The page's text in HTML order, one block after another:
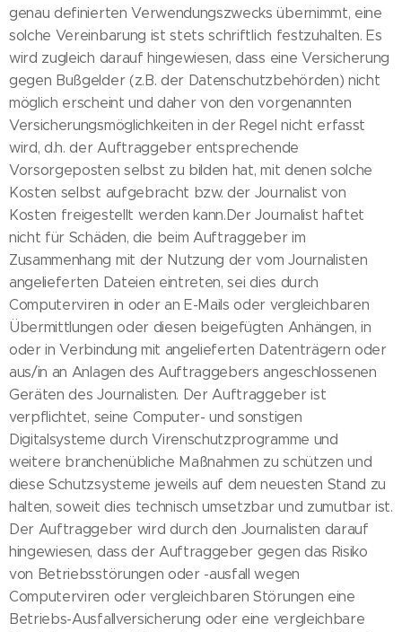
genau definierten Verwendungszwecks übernimmt, eine
solche Vereinbarung ist stets schriftlich festzuhalten. Es
wird zugleich darauf hingewiesen, dass eine Versicherung
gegen Bußgelder (z.B. der Datenschutzbehörden) nicht
möglich erscheint und daher von den vorgenannten
Versicherungsmöglichkeiten in der Regel nicht erfasst
wird, d.h. der Auftraggeber entsprechende
Vorsorgeposten selbst zu bilden hat, mit denen solche
Kosten selbst aufgebracht bzw. der Journalist von
Kosten freigestellt werden kann.Der Journalist haftet
nicht für Schäden, die beim Auftraggeber im
Zusammenhang mit der Nutzung der vom Journalisten
angelieferten Dateien eintreten, sei dies durch
Computerviren in oder an E-Mails oder vergleichbaren
Übermittlungen oder diesen beigefügten Anhängen, in
oder in Verbindung mit angelieferten Datenträgern oder
aus/in an Anlagen des Auftraggebers angeschlossenen
Geräten des Journalisten. Der Auftraggeber ist
verpflichtet, seine Computer- und sonstigen
Digitalsysteme durch Virenschutzprogramme und
weitere branchenübliche Maßnahmen zu schützen und
diese Schutzsysteme jeweils auf dem neuesten Stand zu
halten, soweit dies technisch umsetzbar und zumutbar ist.
Der Auftraggeber wird durch den Journalisten darauf
hingewiesen, dass der Auftraggeber gegen das Risiko
von Betriebsstörungen oder -ausfall wegen
Computerviren oder vergleichbaren Störungen eine
Betriebs-Ausfallversicherung oder eine vergleichbare